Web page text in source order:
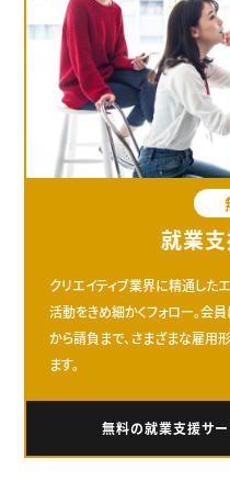
就業
クリエイティブ業界に精通した
活動をきめ細かくフォロー。会
から請負まで、さまざまな雇
ます。
無料の就業支援サ